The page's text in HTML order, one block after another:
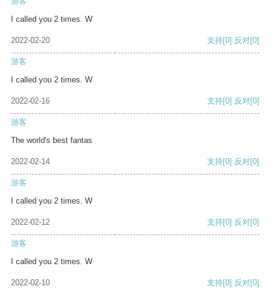
I called you 2 times. W
2022-02-20 支持[0] 反对[0]
游客
I called you 2 times. W
2022-02-16 支持[0] 反对[0]
游客
The world's best fantas
2022-02-14 支持[0] 反对[0]
游客
I called you 2 times. W
2022-02-12 支持[0] 反对[0]
游客
I called you 2 times. W
2022-02-10 支持[0] 反对[0]